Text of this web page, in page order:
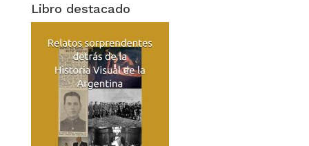
Libro destacado